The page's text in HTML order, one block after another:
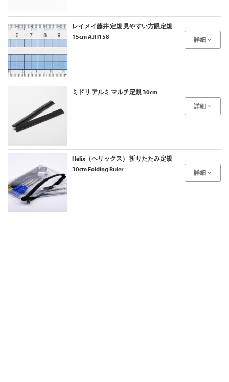
レイメイ藤井 定規 見やすい方眼定規
15cm AJH158
詳細
ミドリ アルミ マルチ定規 30cm
詳細
Helix（ヘリックス） 折りたたみ定規
30cm Folding Ruler
詳細